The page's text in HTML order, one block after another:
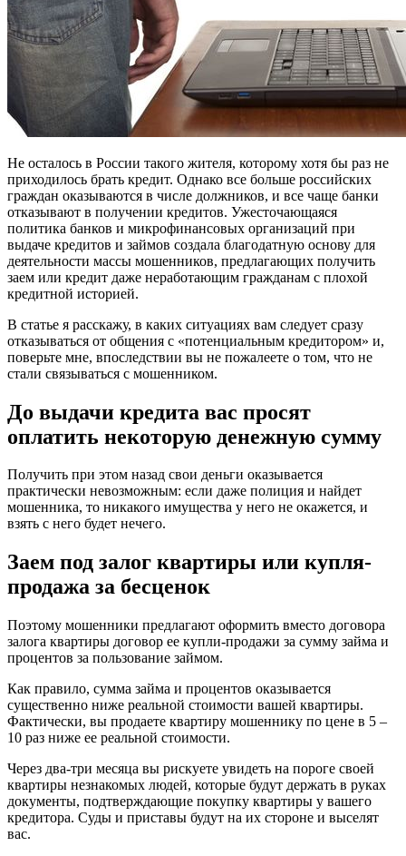
Не осталось в России такого жителя, которому хотя бы раз не
приходилось брать кредит. Однако все больше российских
граждан оказываются в числе должников, и все чаще банки
отказывают в получении кредитов. Ужесточающаяся
политика банков и микрофинансовых организаций при
выдаче кредитов и займов создала благодатную основу для
деятельности массы мошенников, предлагающих получить
заем или кредит даже неработающим гражданам с плохой
кредитной историей.
В статье я расскажу, в каких ситуациях вам следует сразу
отказываться от общения с «потенциальным кредитором» и,
поверьте мне, впоследствии вы не пожалеете о том, что не
стали связываться с мошенником.
До выдачи кредита вас просят
оплатить некоторую денежную сумму
Получить при этом назад свои деньги оказывается
практически невозможным: если даже полиция и найдет
мошенника, то никакого имущества у него не окажется, и
взять с него будет нечего.
Заем под залог квартиры или купля-
продажа за бесценок
Поэтому мошенники предлагают оформить вместо договора
залога квартиры договор ее купли-продажи за сумму займа и
процентов за пользование займом.
Как правило, сумма займа и процентов оказывается
существенно ниже реальной стоимости вашей квартиры.
Фактически, вы продаете квартиру мошеннику по цене в 5 –
10 раз ниже ее реальной стоимости.
Через два-три месяца вы рискуете увидеть на пороге своей
квартиры незнакомых людей, которые будут держать в руках
документы, подтверждающие покупку квартиры у вашего
кредитора. Суды и приставы будут на их стороне и выселят
вас.